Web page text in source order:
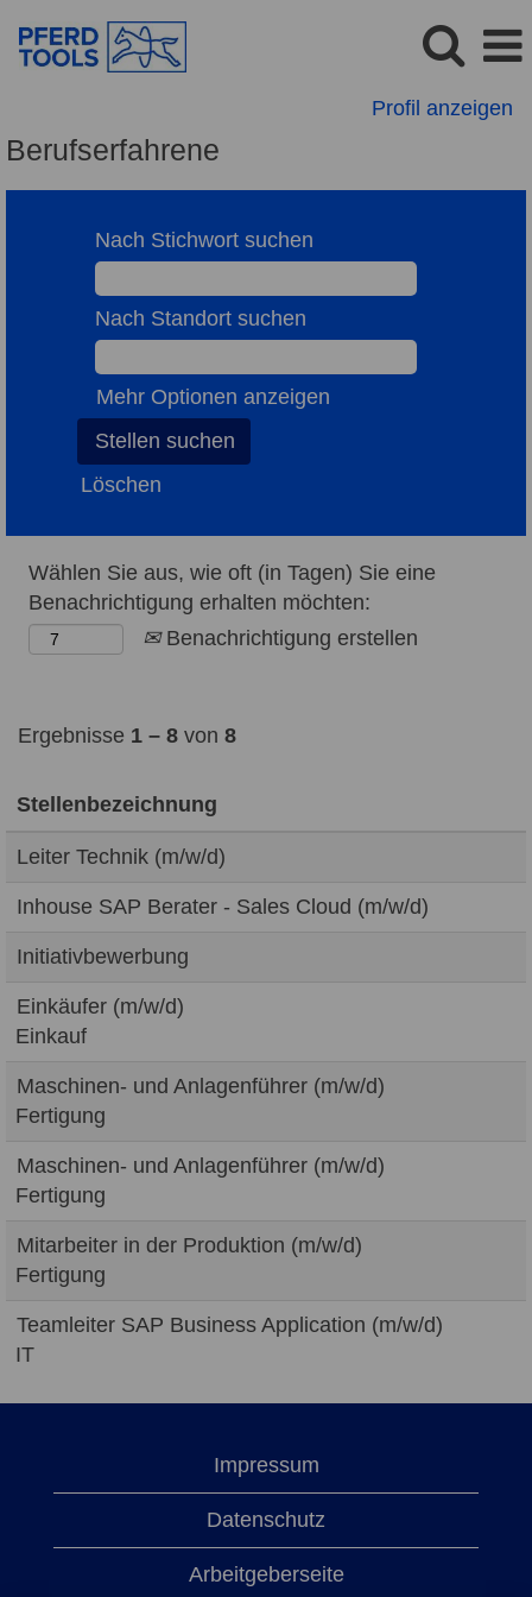
Profil anzeigen
Berufserfahrene
Nach Stichwort suchen
Nach Standort suchen
Mehr Optionen anzeigen
Löschen
Wählen Sie aus, wie oft (in Tagen) Sie eine
Benachrichtigung erhalten möchten:
Benachrichtigung erstellen
Ergebnisse 1 – 8 von 8
Stellenbezeichnung
Leiter Technik (m/w/d)
Inhouse SAP Berater - Sales Cloud (m/w/d)
Initiativbewerbung
Einkäufer (m/w/d)
Einkauf
Maschinen- und Anlagenführer (m/w/d)
Fertigung
Maschinen- und Anlagenführer (m/w/d)
Fertigung
Mitarbeiter in der Produktion (m/w/d)
Fertigung
Teamleiter SAP Business Application (m/w/d)
IT
Impressum
Datenschutz
Arbeitgeberseite